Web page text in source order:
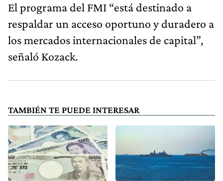
El programa del FMI “está destinado a
respaldar un acceso oportuno y duradero a
los mercados internacionales de capital”,
señaló Kozack.
TAMBIÉN TE PUEDE INTERESAR